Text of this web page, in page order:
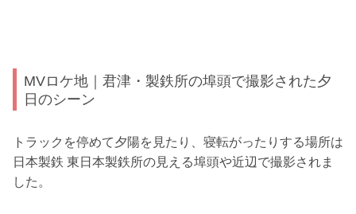
MVロケ地｜君津・製鉄所の埠頭で撮影された夕
日のシーン
トラックを停めて夕陽を見たり、寝転がったりする場所は
日本製鉄 東日本製鉄所の見える埠頭や近辺で撮影されま
した。